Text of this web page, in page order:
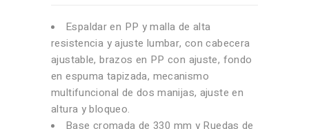
Espaldar en PP y malla de alta
resistencia y ajuste lumbar, con cabecera
ajustable, brazos en PP con ajuste, fondo
en espuma tapizada, mecanismo
multifuncional de dos manijas, ajuste en
altura y bloqueo.
Base cromada de 330 mm y Ruedas de